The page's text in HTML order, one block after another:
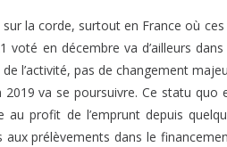
la corde, surtout en France où
en décembre va d’ailleurs
l’activité, pas de changement
va se poursuivre. Ce statu quo
au profit de l’emprunt depuis
aux prélèvements dans le